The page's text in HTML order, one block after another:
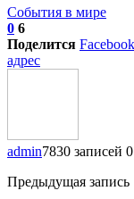
События в мире
0 6
Поделится Facebook
адрес
admin7830 записей
Предыдущая запись